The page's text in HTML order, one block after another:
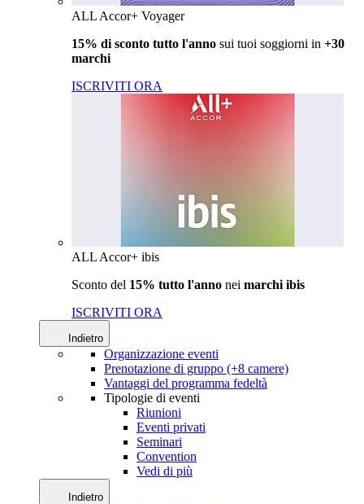
ALL Accor+ Voyager
15% di sconto tutto l'anno sui tuoi soggiorni in +30
marchi
ISCRIVITI ORA
ALL Accor+ ibis
Sconto del 15% tutto l'anno nei marchi ibis
ISCRIVITI ORA
Indietro
Organizzazione eventi
Prenotazione di gruppo (+8 camere)
Vantaggi del programma fedeltà
Tipologie di eventi
Riunioni
Eventi privati
Seminari
Convention
Vedi di più
Indietro